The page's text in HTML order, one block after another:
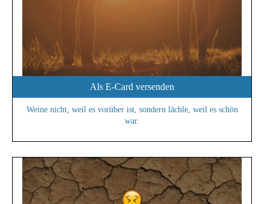
Als E-Card versenden
Weine nicht, weil es vorüber ist, sondern lächle, weil es schön
war.